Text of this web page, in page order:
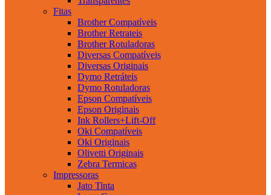
Fitas
Brother Compatíveis
Brother Retrateis
Brother Rotuladoras
Diversas Compatíveis
Diversas Originais
Dymo Retráteis
Dymo Rotuladoras
Epson Compatíveis
Epson Originais
Ink Rollers+Lift-Off
Oki Compatíveis
Oki Originais
Olivetti Originais
Zebra Termicas
Impressoras
Jato Tinta